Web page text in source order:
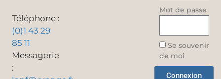
Téléphone :
(0)1 43 29
85 11
Messagerie
:
Mot de passe
Se souvenir
de moi
Connexion